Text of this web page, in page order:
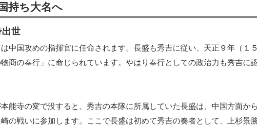
持ち大名へ
世
中国攻めの指揮官に任命されます。長盛も秀吉に従い、天正９年（１５
商の奉行」に命じられています。やはり奉行としての政治力も秀吉に
能寺の変で没すると、秀吉の本隊に所属していた長盛は、中国方面から
の戦いに参加します。ここで長盛は初めて秀吉の奏者として、上杉景